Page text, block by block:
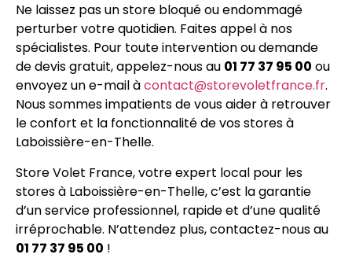
Ne laissez pas un store bloqué ou endommagé
perturber votre quotidien. Faites appel à nos
spécialistes. Pour toute intervention ou demande
de devis gratuit, appelez-nous au 01 77 37 95 00 ou
envoyez un e-mail àcontact@storevoletfrance.fr.
Nous sommes impatients de vous aider à retrouver
le confort et la fonctionnalité de vos stores à
Laboissière-en-Thelle.
Store Volet France, votre expert local pour les
stores à Laboissière-en-Thelle, c’est la garantie
d’un service professionnel, rapide et d’une qualité
irréprochable. N’attendez plus, contactez-nous au
01 77 37 95 00 !